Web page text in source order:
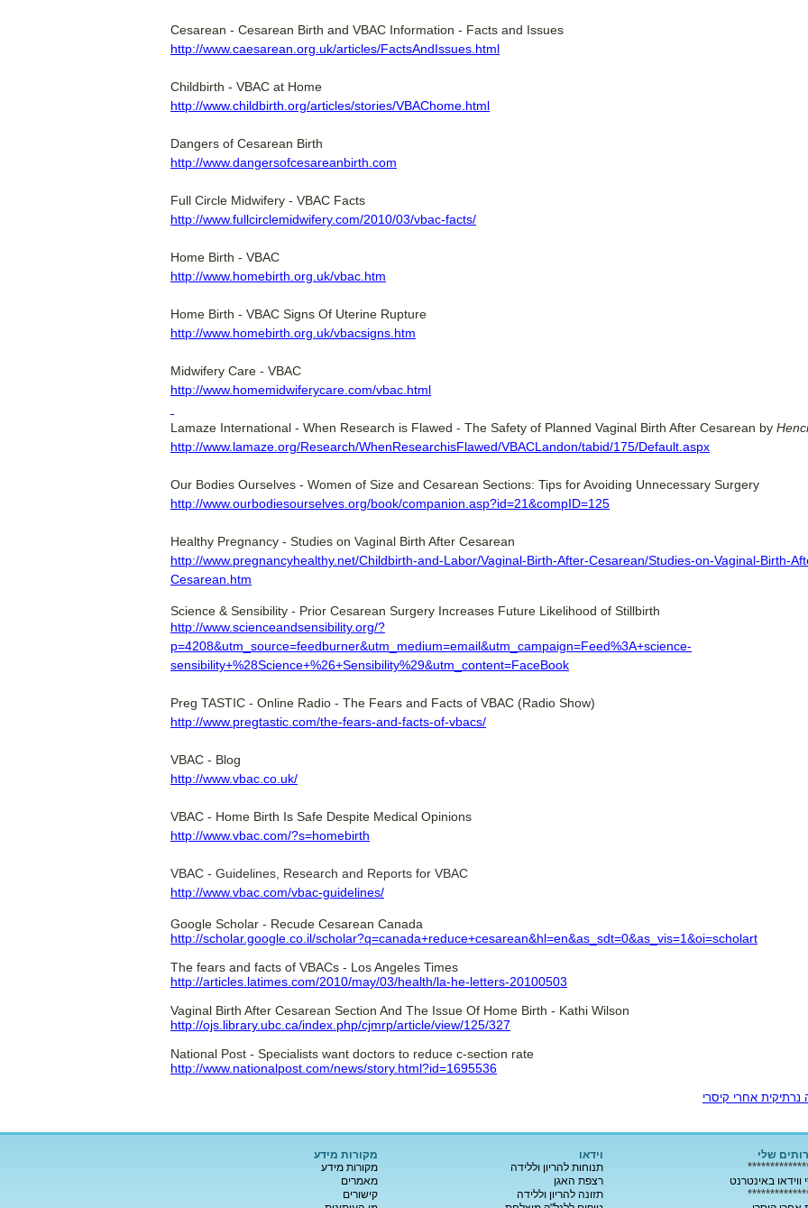
Cesarean - Cesarean Birth and VBAC Information - Facts and Issues
http://www.caesarean.org.uk/articles/FactsAndIssues.html
Childbirth - VBAC at Home
http://www.childbirth.org/articles/stories/VBAChome.html
Dangers of Cesarean Birth
http://www.dangersofcesareanbirth.com
Full Circle Midwifery - VBAC Facts
http://www.fullcirclemidwifery.com/2010/03/vbac-facts/
Home Birth - VBAC
http://www.homebirth.org.uk/vbac.htm
Home Birth - VBAC Signs Of Uterine Rupture
http://www.homebirth.org.uk/vbacsigns.htm
Midwifery Care - VBAC
http://www.homemidwiferycare.com/vbac.html
Lamaze International - When Research is Flawed - The Safety of Planned Vaginal Birth After Cesarean by
http://www.lamaze.org/Research/WhenResearchisFlawed/VBACLandon/tabid/175/Default.aspx
Our Bodies Ourselves - Women of Size and Cesarean Sections: Tips for Avoiding Unnecessary Surgery
http://www.ourbodiesourselves.org/book/companion.asp?id=21&compID=125
Healthy Pregnancy - Studies on Vaginal Birth After Cesarean
http://www.pregnancyhealthy.net/Childbirth-and-Labor/Vaginal-Birth-After-Cesarean/Studies-on-Vaginal-Birth-
Cesarean.htm
Science & Sensibility - Prior Cesarean Surgery Increases Future Likelihood of Stillbirth
http://www.scienceandsensibility.org/?
p=4208&utm_source=feedburner&utm_medium=email&utm_campaign=Feed%3A+science-
sensibility+%28Science+%26+Sensibility%29&utm_content=FaceBook
Preg TASTIC - Online Radio - The Fears and Facts of VBAC (Radio Show)
http://www.pregtastic.com/the-fears-and-facts-of-vbacs/
VBAC - Blog
http://www.vbac.co.uk/
VBAC - Home Birth Is Safe Despite Medical Opinions
http://www.vbac.com/?s=homebirth
VBAC - Guidelines, Research and Reports for VBAC
http://www.vbac.com/vbac-guidelines/
Google Scholar - Recude Cesarean Canada
http://scholar.google.co.il/scholar?q=canada+reduce+cesarean&hl=en&as_sdt=0&as_vis=1&oi=scholart
The fears and facts of VBACs - Los Angeles Times
http://articles.latimes.com/2010/may/03/health/la-he-letters-20100503
Vaginal Birth After Cesarean Section And The Issue Of Home Birth - Kathi Wilson
http://ojs.library.ubc.ca/index.php/cjmrp/article/view/125/327
National Post - Specialists want doctors to reduce c-section rate
http://www.nationalpost.com/news/story.html?id=1695536
שלי
ווידאו באינטרנט
וידאו
תנוחות להריון וללידה
רצפת האגן
תזונה להריון וללידה
מקורות מידע
מקורות מידע
מאמרים
קישורים